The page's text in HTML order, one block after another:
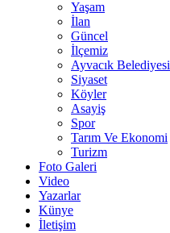
Yaşam
İlan
Güncel
İlçemiz
Ayvacık Belediyesi
Siyaset
Köyler
Asayiş
Spor
Tarım Ve Ekonomi
Turizm
Foto Galeri
Video
Yazarlar
Künye
İletişim